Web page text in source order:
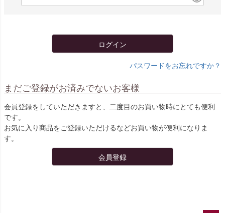
ログイン
パスワードをお忘れですか？
まだご登録がお済みでないお客様
会員登録をしていただきますと、二度目のお買い物時にとても便利
です。
お気に入り商品をご登録いただけるなどお買い物が便利になりま
す。
会員登録